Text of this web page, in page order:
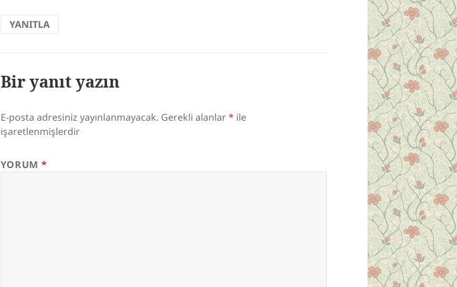
YANITLA
Bir yanıt yazın
E-posta adresiniz yayınlanmayacak. Gerekli alanlar* ile
işaretlenmişlerdir
YORUM *